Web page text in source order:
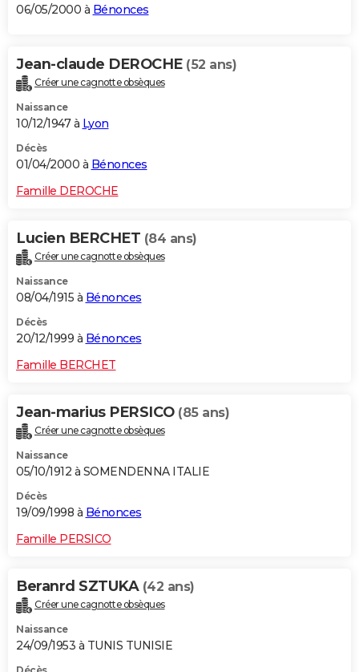
06/05/2000 à Bénonces
Jean-claude DEROCHE (52 ans)
Créer une cagnotte obsèques
Naissance
10/12/1947 à Lyon
Décès
01/04/2000 à Bénonces
Famille DEROCHE
Lucien BERCHET (84 ans)
Créer une cagnotte obsèques
Naissance
08/04/1915 à Bénonces
Décès
20/12/1999 à Bénonces
Famille BERCHET
Jean-marius PERSICO (85 ans)
Créer une cagnotte obsèques
Naissance
05/10/1912 à SOMENDENNA ITALIE
Décès
19/09/1998 à Bénonces
Famille PERSICO
Beranrd SZTUKA (42 ans)
Créer une cagnotte obsèques
Naissance
24/09/1953 à TUNIS TUNISIE
Décès